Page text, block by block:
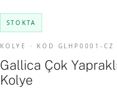
STOKTA
KOLYE · KOD GLHP0001-CZ
Gallica Çok
Kolye